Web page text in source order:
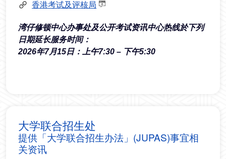
香港考试及评核局
湾仔修顿中心办事处及公开考试资讯中心热线於下列
日期延长服务时间：
2026年7月15日：上午7:30 – 下午5:30
大学联合招生处
提供「大学联合招生办法」(JUPAS)事宜相
关资讯